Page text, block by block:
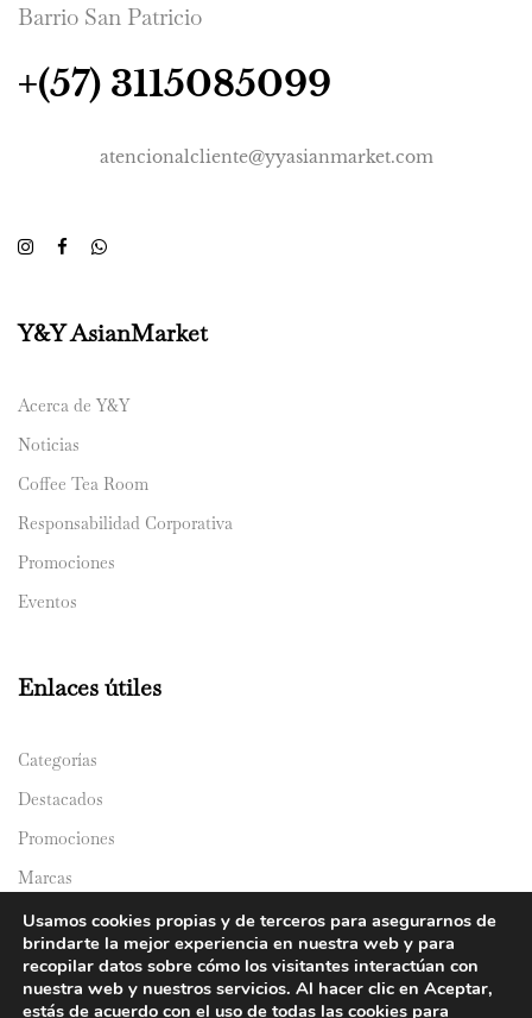
Barrio San Patricio
+(57) 3115085099
atencionalcliente@yyasianmarket.com
Y&Y AsianMarket
Acerca de Y&Y
Noticias
Coffee Tea Room
Responsabilidad Corporativa
Promociones
Eventos
Enlaces útiles
Categorías
Destacados
Promociones
Marcas
Catálogos
Domicilios
Usamos cookies propias y de terceros para asegurarnos de
brindarte la mejor experiencia en nuestra web y para
recopilar datos sobre cómo los visitantes interactúan con
nuestra web y nuestros servicios. Al hacer clic en Aceptar,
estás de acuerdo con el uso de todas las cookies para